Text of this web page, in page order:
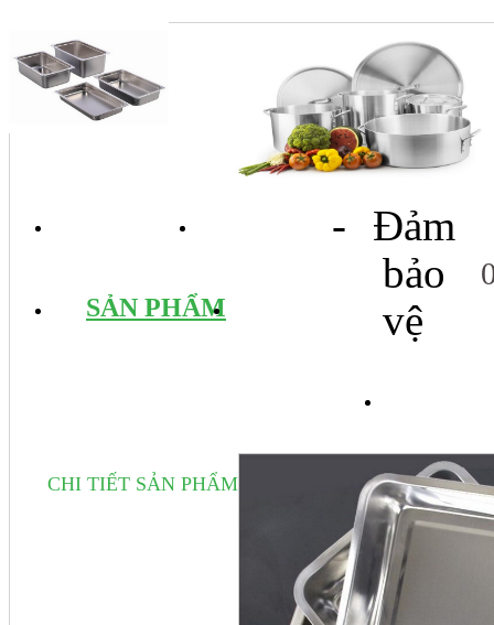
TRANG CHỦ
SẢN PHẨM
CHI TIẾT SẢN PHẨM
- Đảm
bảo
vệ